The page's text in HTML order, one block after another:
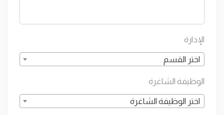
الإدارة
اختر القسم
الوظيفة الشاغرة
اختر الوظيفة الشاغرة